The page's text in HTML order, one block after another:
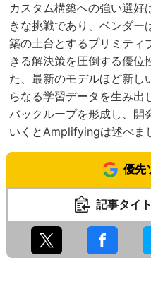
カスタム構築への強い選好
きな挑戦であり、ベンダー
築の土台とするプリミティ
きる解決策を圧倒する優位
た、最新のモデルほど新し
らなる学習データを生み出
バックループを形成し、開
いくとAmplifyingは述べま
優先
記事タイ